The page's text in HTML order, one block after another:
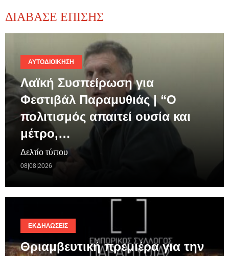
ΔΙΑΒΑΣΕ ΕΠΙΣΗΣ
ΑΥΤΟΔΙΟΊΚΗΣΗ
Λαϊκή Συσπείρωση για
Φεστιβάλ Παραμυθιάς | “Ο
πολιτισμός απαιτεί ουσία και
μέτρο,…
Δελτίο τύπου
08|08|2026
ΕΚΔΗΛΏΣΕΙΣ
Θριαμβευτική πρεμιέρα για την